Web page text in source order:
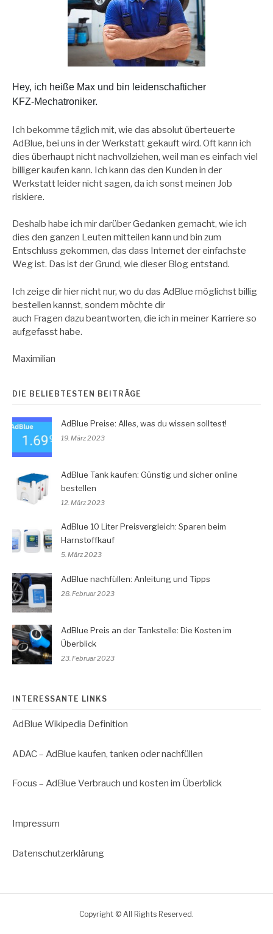
Hey, ich heiße Max und bin leidenschafticher
KFZ-Mechatroniker.
Ich bekomme täglich mit, wie das absolut überteuerte
AdBlue, bei uns in der Werkstatt gekauft wird. Oft kann ich
dies überhaupt nicht nachvollziehen, weil man es einfach viel
billiger kaufen kann. Ich kann das den Kunden in der
Werkstatt leider nicht sagen, da ich sonst meinen Job
riskiere.
Deshalb habe ich mir darüber Gedanken gemacht, wie ich
dies den ganzen Leuten mitteilen kann und bin zum
Entschluss gekommen, das dass Internet der einfachste
Weg ist. Das ist der Grund, wie dieser Blog entstand.
Ich zeige dir hier nicht nur, wo du das AdBlue möglichst billig
bestellen kannst, sondern möchte dir
auch Fragen dazu beantworten, die ich in meiner Karriere so
aufgefasst habe.
Maximilian
DIE BELIEBTESTEN BEITRÄGE
AdBlue Preise: Alles, was du wissen solltest!
19. März 2023
AdBlue Tank kaufen: Günstig und sicher online
bestellen
12. März 2023
AdBlue 10 Liter Preisvergleich: Sparen beim
Harnstoffkauf
5. März 2023
AdBlue nachfüllen: Anleitung und Tipps
28. Februar 2023
AdBlue Preis an der Tankstelle: Die Kosten im
Überblick
23. Februar 2023
INTERESSANTE LINKS
AdBlue Wikipedia Definition
ADAC – AdBlue kaufen, tanken oder nachfüllen
Focus – AdBlue Verbrauch und kosten im Überblick
Impressum
Datenschutzerklärung
Copyright © All Rights Reserved.